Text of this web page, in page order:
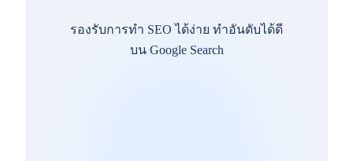
รองรับการทำ SEO ได้ง่าย ทำอันดับได้ดี
บน Google Search